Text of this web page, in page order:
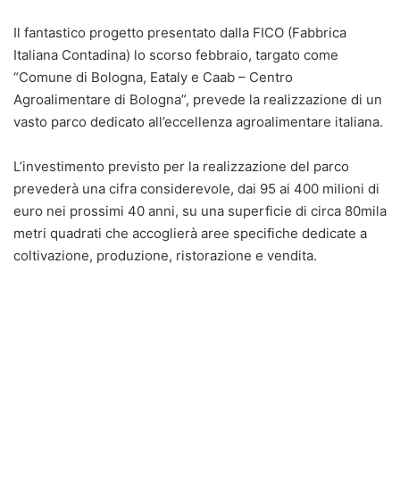
Il fantastico progetto presentato dalla FICO (Fabbrica
Italiana Contadina) lo scorso febbraio, targato come
“Comune di Bologna, Eataly e Caab – Centro
Agroalimentare di Bologna”, prevede la realizzazione di un
vasto parco dedicato all’eccellenza agroalimentare italiana.
L’investimento previsto per la realizzazione del parco
prevederà una cifra considerevole, dai 95 ai 400 milioni di
euro nei prossimi 40 anni, su una superficie di circa 80mila
metri quadrati che accoglierà aree specifiche dedicate a
coltivazione, produzione, ristorazione e vendita.